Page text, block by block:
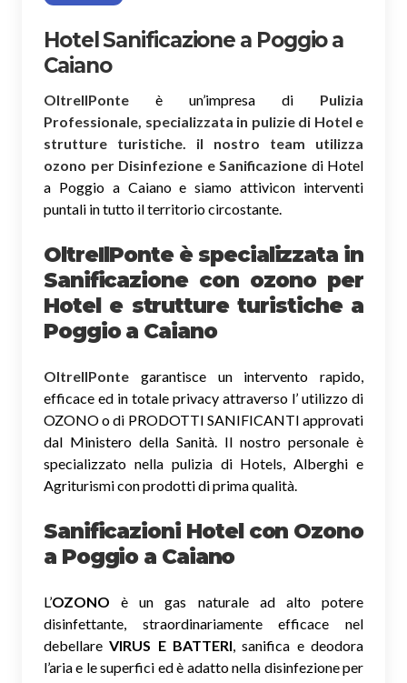
Hotel Sanificazione a Poggio a
Caiano
OltreIlPonte è un’impresa di Pulizia
Professionale, specializzata in pulizie di Hotel e
strutture turistiche. il nostro team utilizza
ozono per Disinfezione e Sanificazione di Hotel
a Poggio a Caiano e siamo attivicon interventi
puntali in tutto il territorio circostante.
OltreIlPonte è specializzata in
Sanificazione con ozono per
Hotel e strutture turistiche a
Poggio a Caiano
OltreIlPonte garantisce un intervento rapido,
efficace ed in totale privacy attraverso l’ utilizzo di
OZONO o di PRODOTTI SANIFICANTI approvati
dal Ministero della Sanità. Il nostro personale è
specializzato nella pulizia di Hotels, Alberghi e
Agriturismi con prodotti di prima qualità.
Sanificazioni Hotel con Ozono
a Poggio a Caiano
L’OZONO è un gas naturale ad alto potere
disinfettante, straordinariamente efficace nel
debellareVIRUS E BATTERI, sanifica e deodora
l’aria e le superfici ed è adatto nella disinfezione per